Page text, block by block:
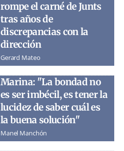
rompe el carné de Junts
tras años de
discrepancias con la
dirección
Gerard Mateo
Marina: "La bondad no
es ser imbécil, es tener la
lucidez de saber cuál es
la buena solución"
Manel Manchón